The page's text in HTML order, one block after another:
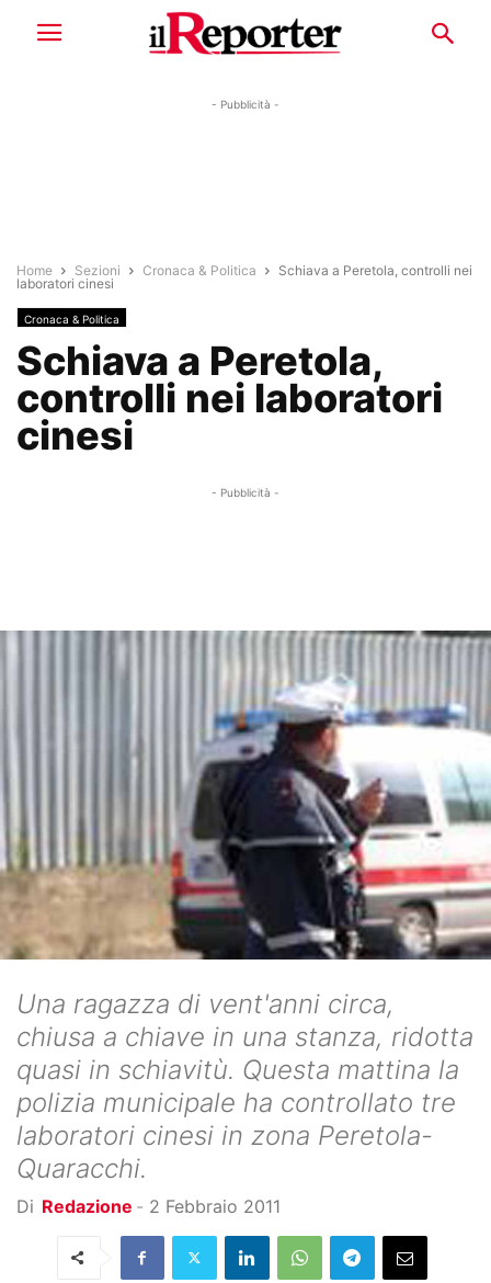
- Pubblicità -
Home Sezioni Cronaca & Politica
Schiava a Peretola, controlli nei
laboratori cinesi
Cronaca & Politica
Schiava a Peretola,
controlli nei laboratori
cinesi
- Pubblicità -
Una ragazza di vent'anni circa,
chiusa a chiave in una stanza, ridotta
quasi in schiavitù. Questa mattina la
polizia municipale ha controllato tre
laboratori cinesi in zona Peretola-
Quaracchi.
Di Redazione - 2 Febbraio 2011